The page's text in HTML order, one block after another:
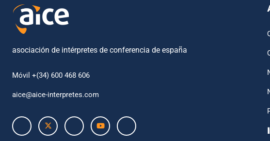
asociación de intérpretes de conferencia de españa
Móvil +(34) 600 468 606
aice@aice-interpretes.com